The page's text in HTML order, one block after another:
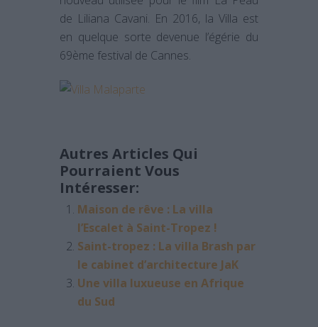
de Liliana Cavani. En 2016, la Villa est
en quelque sorte devenue l’égérie du
69ème festival de Cannes.
Autres Articles Qui
Pourraient Vous
Intéresser:
Maison de rêve : La villa
l’Escalet à Saint-Tropez !
Saint-tropez : La villa Brash par
le cabinet d’architecture JaK
Une villa luxueuse en Afrique
du Sud